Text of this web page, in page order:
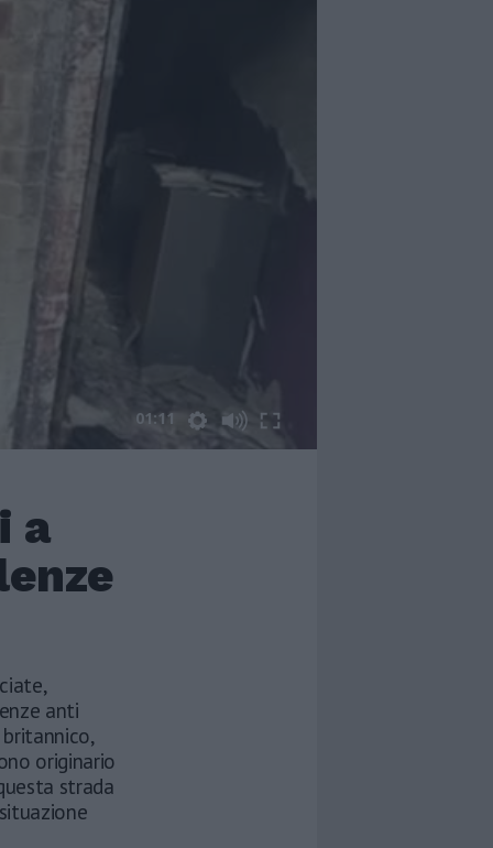
01:11
a
anti
originario
strada